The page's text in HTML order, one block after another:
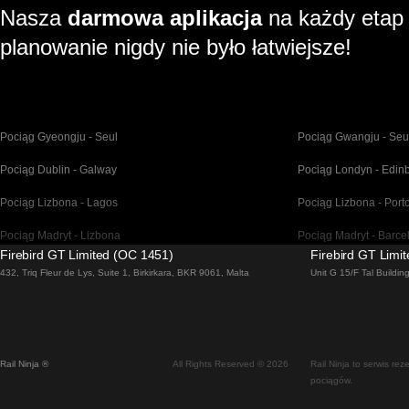
Nasza darmowa aplikacjana każdy
planowanie nigdy nie było łatwiejsze!
Pociąg Gyeongju - Seul Pociąg Gwangju - Seul
Pociąg Dublin - Galway Pociąg Londyn -
Pociąg Lizbona - Lagos Pociąg Lizbona - Porto
Pociąg Madryt - Lizbona Pociąg Madryt -
Pociąg Malaga - Madryt Pociąg Barcelona -
Pociąg Wiedeń - Praga Pociąg Seul - Ulsan
Firebird GT Limited (OC 1451)
432, Triq Fleur de Lys, Suite 1, Birkirkara, BKR 9061, Malta
Firebird GT
Unit G 15/F Tal
Rail Ninja ® All Rights Reserved © 2026
Rail Ninja to serwis
pociągów.